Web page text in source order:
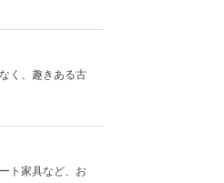
く、趣きある古
ト家具など、お